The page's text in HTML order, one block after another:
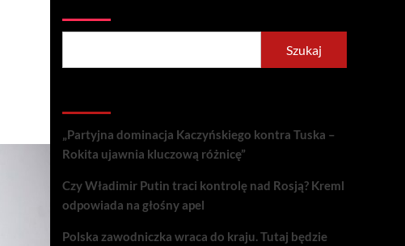
Szukaj
„Partyjna dominacja Kaczyńskiego kontra Tuska –
Rokita ujawnia kluczową różnicę”
Czy Władimir Putin traci kontrolę nad Rosją? Kreml
odpowiada na głośny apel
Polska zawodniczka wraca do kraju. Tutaj będzie